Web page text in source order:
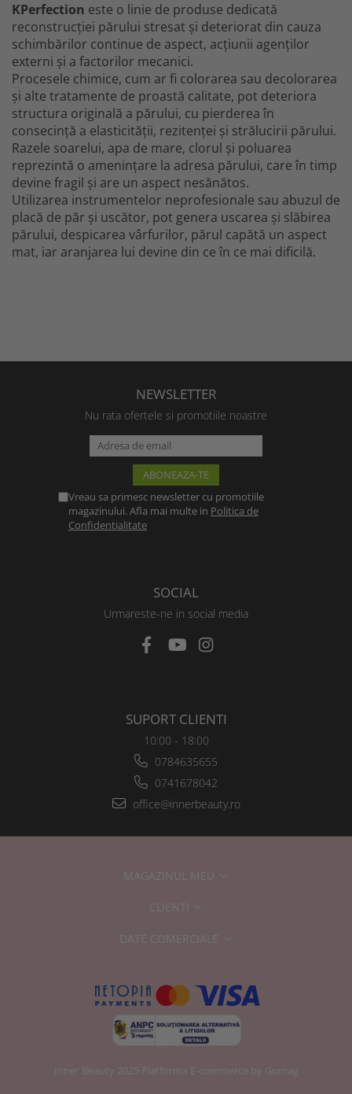
KPerfection este o linie de produse dedicată
reconstrucției părului stresat și deteriorat din cauza
schimbărilor continue de aspect, acțiunii agenților
externi și a factorilor mecanici.
Procesele chimice, cum ar fi colorarea sau decolorarea
și alte tratamente de proastă calitate, pot deteriora
structura originală a părului, cu pierderea în
consecință a elasticității, rezitenței și strălucirii părului.
Razele soarelui, apa de mare, clorul și poluarea
reprezintă o amenințare la adresa părului, care în timp
devine fragil și are un aspect nesănătos.
Utilizarea instrumentelor neprofesionale sau abuzul de
placă de păr și uscător, pot genera uscarea și slăbirea
părului, despicarea vârfurilor, părul capătă un aspect
mat, iar aranjarea lui devine din ce în ce mai dificilă.
NEWSLETTER
Nu rata ofertele si promotiile noastre
Vreau sa primesc newsletter cu promotiile
magazinului. Afla mai multe in Politica de
Confidentialitate
SOCIAL
Urmareste-ne in social media
SUPORT CLIENTI
10:00 - 18:00
0784635655
0741678042
office@innerbeauty.ro
MAGAZINUL MEU
CLIENTI
DATE COMERCIALE
Inner Beauty 2025 Platforma E-commerce by Gomag